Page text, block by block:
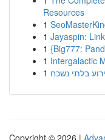
Resources
1
1 Jayaspin:
1 {Big777:
1 Intergalactic
1 בלתי נשכח
Copyright © 2026 |